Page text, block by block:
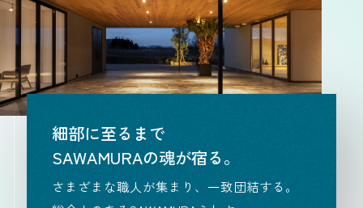
細部に至るまで
SAWAMURAの魂が宿る。
さまざまな職人が集まり、一致団結する。